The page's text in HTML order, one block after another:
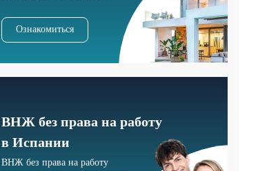
Ознакомиться
ВНЖ без права на работу
в Испании
ВНЖ без права на работу